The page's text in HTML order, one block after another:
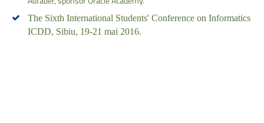
The Sixth International Students' Conference on Informatics
ICDD, Sibiu, 19-21 mai 2016.